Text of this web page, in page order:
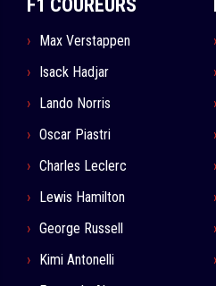
F1 COUREURS
Max Verstappen
Isack Hadjar
Lando Norris
Oscar Piastri
Charles Leclerc
Lewis Hamilton
George Russell
Kimi Antonelli